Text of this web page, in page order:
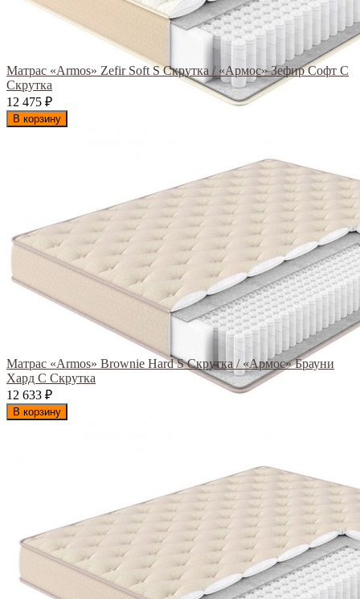
Матрас «Armos» Zefir Soft S Скрутка / «Армос» Зефир Софт С
Скрутка
12 475 ₽
В корзину
Матрас «Armos» Brownie Hard S Скрутка / «Армос» Брауни
Хард С Скрутка
12 633 ₽
В корзину